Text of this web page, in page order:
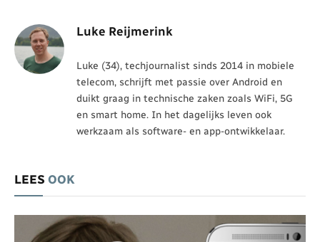
Luke Reijmerink
Luke (34), techjournalist sinds 2014 in mobiele
telecom, schrijft met passie over Android en
duikt graag in technische zaken zoals WiFi, 5G
en smart home. In het dagelijks leven ook
werkzaam als software- en app-ontwikkelaar.
LEES OOK